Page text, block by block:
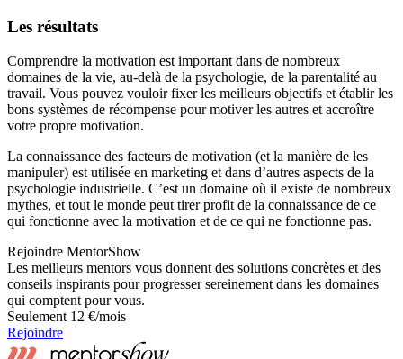
Les résultats
Comprendre la motivation est important dans de nombreux
domaines de la vie, au-delà de la psychologie, de la parentalité au
travail. Vous pouvez vouloir fixer les meilleurs objectifs et établir les
bons systèmes de récompense pour motiver les autres et accroître
votre propre motivation.
La connaissance des facteurs de motivation (et la manière de les
manipuler) est utilisée en marketing et dans d’autres aspects de la
psychologie industrielle. C’est un domaine où il existe de nombreux
mythes, et tout le monde peut tirer profit de la connaissance de ce
qui fonctionne avec la motivation et de ce qui ne fonctionne pas.
Rejoindre MentorShow
Les meilleurs mentors vous donnent des solutions concrètes et des
conseils inspirants pour progresser sereinement dans les domaines
qui comptent pour vous.
Seulement 12 €/mois
Rejoindre